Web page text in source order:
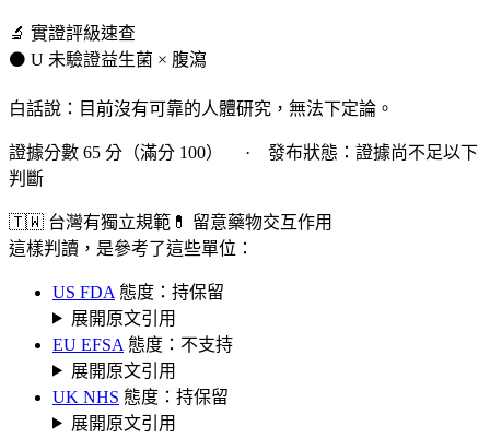
🔬 實證評級速查
⚫ U 未驗證益生菌 × 腹瀉
白話說：目前沒有可靠的人體研究，無法下定論。
證據分數 65 分（滿分 100） · 發布狀態：證據尚不足以下
判斷
🇹🇼 台灣有獨立規範 💊 留意藥物交互作用
這樣判讀，是參考了這些單位：
US FDA 態度：持保留
展開原文引用
EU EFSA 態度：不支持
展開原文引用
UK NHS 態度：持保留
展開原文引用